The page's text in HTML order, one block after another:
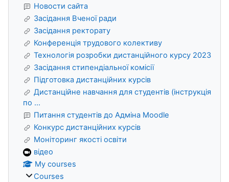
Новости сайта
Засідання Вченої ради
Засідання ректорату
Конференція трудового колективу
Технологія розробки дистанційного курсу 2023
Засідання стипендіальної комісії
Підготовка дистанційних курсів
Дистанційне навчання для студентів (інструкція
по ...
Питання студентів до Адміна Moodle
Конкурс дистанційних курсів
Моніторинг якості освіти
відео
My courses
Courses